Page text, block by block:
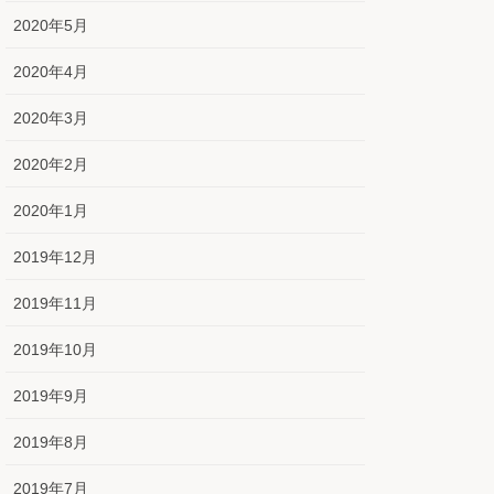
2020年5月
2020年4月
2020年3月
2020年2月
2020年1月
2019年12月
2019年11月
2019年10月
2019年9月
2019年8月
2019年7月